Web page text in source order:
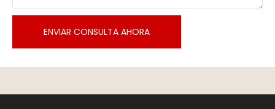
ENVIAR CONSULTA AHORA